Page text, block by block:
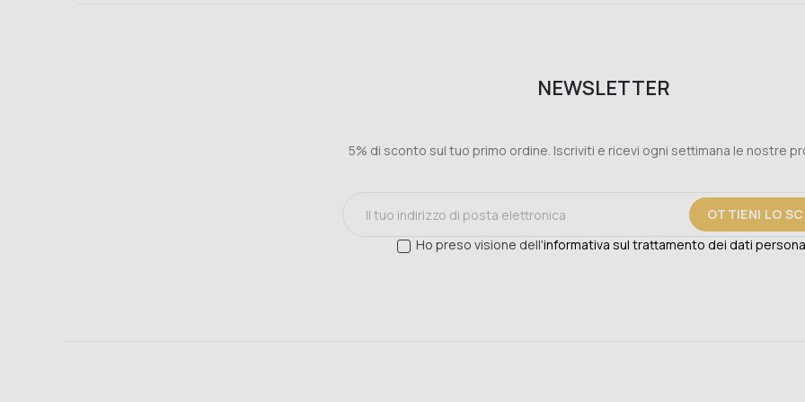
NEWSLETTER
5% di sconto sul tuo primo ordine. Iscriviti e ricevi ogni settimana le nostre
OTTIENI LO
Ho preso visione dell'informativa sul trattamento dei dati